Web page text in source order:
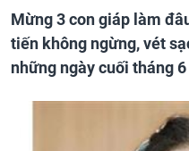
Mừng 3 con giáp làm
tiến không ngừng, vét
những ngày cuối tháng